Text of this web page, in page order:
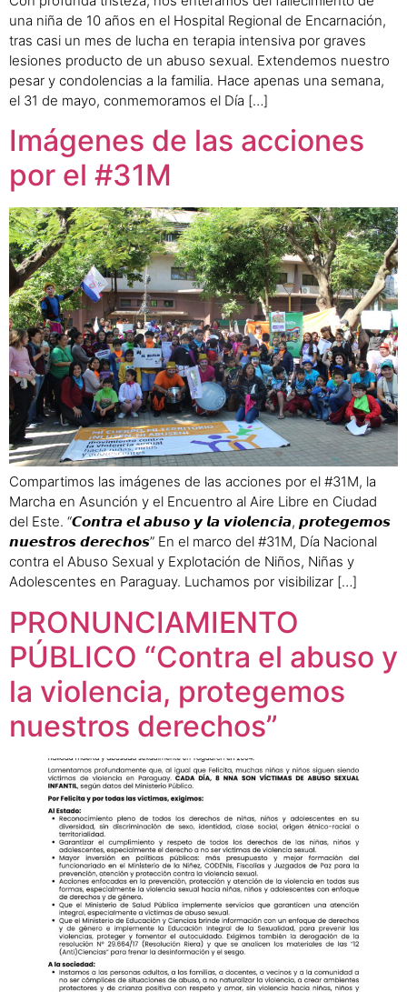
una niña de 10 años en el Hospital Regional de Encarnación,
tras casi un mes de lucha en terapia intensiva por graves
lesiones producto de un abuso sexual. Extendemos nuestro
pesar y condolencias a la familia. Hace apenas una semana,
el 31 de mayo, conmemoramos el Día […]
Imágenes de las acciones
por el #31M
Compartimos las imágenes de las acciones por el #31M, la
Marcha en Asunción y el Encuentro al Aire Libre en Ciudad
del Este. “𝘾𝙤𝙣𝙩𝙧𝙖 𝙚𝙡 𝙖𝙗𝙪𝙨𝙤 𝙮 𝙡𝙖 𝙫𝙞𝙤𝙡𝙚𝙣𝙘𝙞𝙖, 𝙥𝙧𝙤𝙩𝙚𝙜𝙚𝙢𝙤𝙨
𝙣𝙪𝙚𝙨𝙩𝙧𝙤𝙨 𝙙𝙚𝙧𝙚𝙘𝙝𝙤𝙨” En el marco del #31M, Día Nacional
contra el Abuso Sexual y Explotación de Niños, Niñas y
Adolescentes en Paraguay. Luchamos por visibilizar […]
PRONUNCIAMIENTO
PÚBLICO “Contra el abuso y
la violencia, protegemos
nuestros derechos”